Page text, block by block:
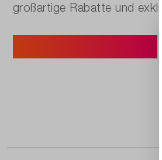
großartige Rabatte und